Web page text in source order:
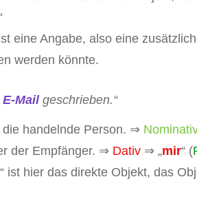
eine Angabe, also eine
werden könnte.
Mail geschrieben.“
die handelnde Person. ⇒
der Empfänger. ⇒ Dativ ⇒ „mir“ (
ist hier das direkte Objekt, das